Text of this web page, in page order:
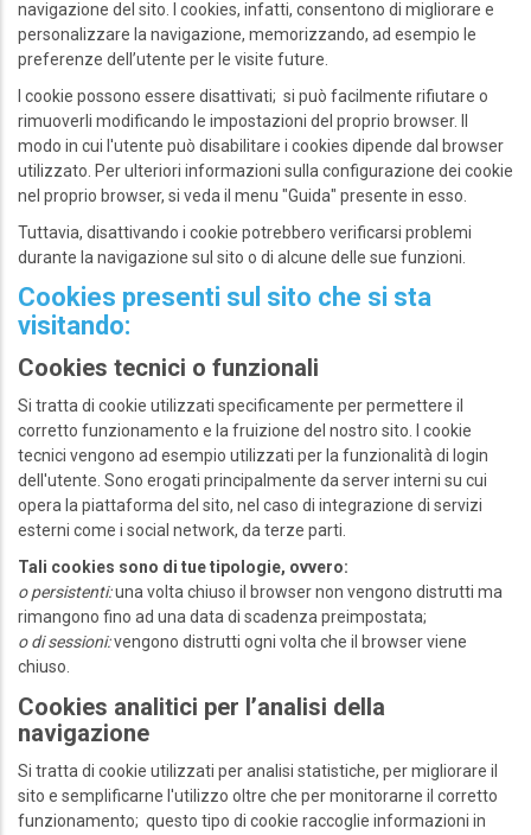
navigazione del sito. I cookies, infatti, consentono di migliorare e
personalizzare la navigazione, memorizzando, ad esempio le
preferenze dell’utente per le visite future.
I cookie possono essere disattivati; si può facilmente rifiutare o
rimuoverli modificando le impostazioni del proprio browser. Il
modo in cui l'utente può disabilitare i cookies dipende dal browser
utilizzato. Per ulteriori informazioni sulla configurazione dei cookie
nel proprio browser, si veda il menu "Guida" presente in esso.
Tuttavia, disattivando i cookie potrebbero verificarsi problemi
durante la navigazione sul sito o di alcune delle sue funzioni.
Cookies presenti sul sito che si sta
visitando:
Cookies tecnici o funzionali
Si tratta di cookie utilizzati specificamente per permettere il
corretto funzionamento e la fruizione del nostro sito. I cookie
tecnici vengono ad esempio utilizzati per la funzionalità di login
dell'utente. Sono erogati principalmente da server interni su cui
opera la piattaforma del sito, nel caso di integrazione di servizi
esterni come i social network, da terze parti.
Tali cookies sono di tue tipologie, ovvero:
o persistenti:una volta chiuso il browser non vengono distrutti ma
rimangono fino ad una data di scadenza preimpostata;
o di sessioni:vengono distrutti ogni volta che il browser viene
chiuso.
Cookies analitici per l’analisi della
navigazione
Si tratta di cookie utilizzati per analisi statistiche, per migliorare il
sito e semplificarne l'utilizzo oltre che per monitorarne il corretto
funzionamento; questo tipo di cookie raccoglie informazioni in